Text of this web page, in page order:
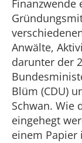
Finanzwende
Anwälte,
darunter der
Blüm (CDU)
Schwan. Wie
eingehegt
einem Papier